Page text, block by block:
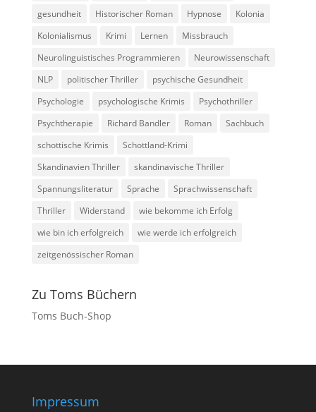
gesundheit
Historischer Roman Hypnose
Kolonia
Kolonialismus
Krimi Lernen
Missbrauch
Neurolinguistisches Programmieren
Neurowissenschaft
NLP
politischer Thriller
psychische Gesundheit
Psychologie
psychologische Krimis
Psychothriller
Psychtherapie
Richard Bandler Roman
Sachbuch
schottische Krimis
Schottland-Krimi
Skandinavien Thriller
skandinavische Thriller
Spannungsliteratur
Sprache
Sprachwissenschaft
Thriller
Widerstand
wie bekomme ich Erfolg
wie bin ich erfolgreich
wie werde ich erfolgreich
zeitgenössischer Roman
Zu Toms Büchern
Toms Buch-Shop
Impressum